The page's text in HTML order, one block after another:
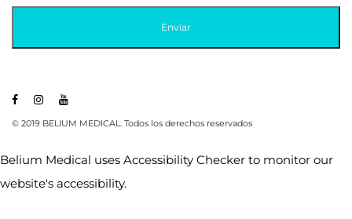
Enviar
© 2019 BELIUM MEDICAL. Todos los derechos reservados
Belium Medical uses Accessibility Checker to monitor our
website's accessibility.